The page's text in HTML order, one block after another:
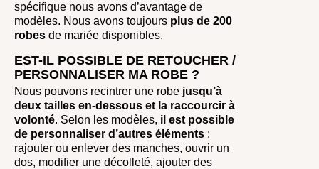
spécifique nous avons d’avantage de
modèles. Nous avons toujours plus de 200
robes de mariée disponibles.
EST-IL POSSIBLE DE RETOUCHER /
PERSONNALISER MA ROBE ?
Nous pouvons recintrer une robe jusqu’à
deux tailles en-dessous et la raccourcir à
volonté. Selon les modèles, il est possible
de personnaliser d’autres éléments :
rajouter ou enlever des manches, ouvrir un
dos, modifier une décolleté, ajouter des